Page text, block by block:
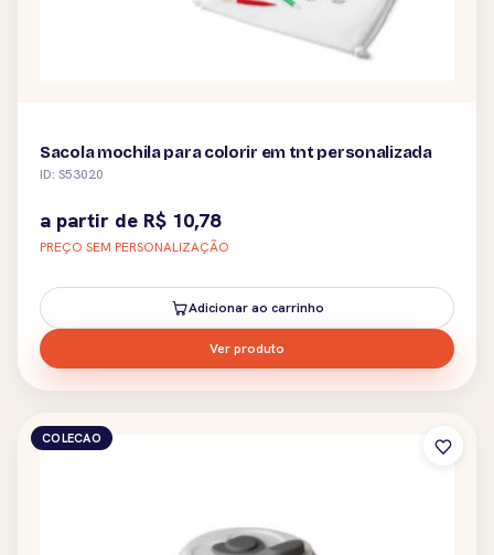
Sacola mochila para colorir em tnt personalizada
ID: S53020
a partir de R$ 10,78
PREÇO SEM PERSONALIZAÇÃO
Adicionar ao carrinho
Ver produto
COLECAO